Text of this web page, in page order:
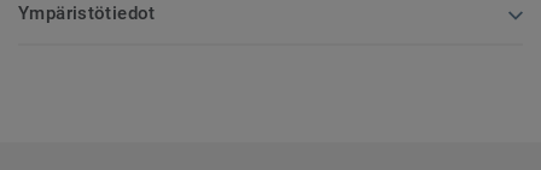
Ympäristötiedot